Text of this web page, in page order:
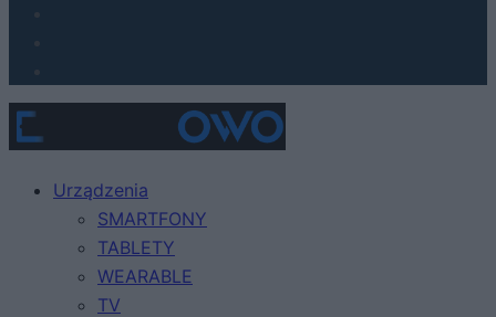
Urządzenia
SMARTFONY
TABLETY
WEARABLE
TV